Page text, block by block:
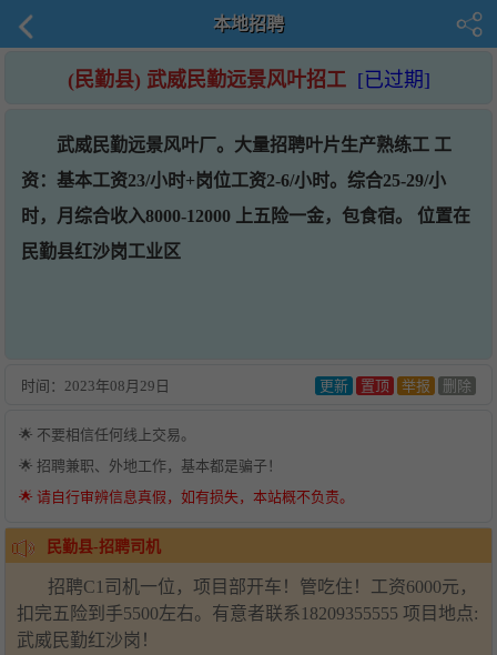
本地招聘
(民勤县) 武威民勤远景风叶招工 [已过期]
武威民勤远景风叶厂。大量招聘叶片生产熟练工 工
资：基本工资23/小时+岗位工资2-6/小时。综合25-29/小
时，月综合收入8000-12000 上五险一金，包食宿。 位置在
民勤县红沙岗工业区
时间： 2023年08月29日 更新 置顶 举报 删除
🌟 不要相信任何线上交易。
🌟 招聘兼职、外地工作，基本都是骗子！
🌟 请自行审辨信息真假，如有损失，本站概不负责。
民勤县-招聘司机
招聘C1司机一位，项目部开车！管吃住！工资6000元，
扣完五险到手5500左右。有意者联系18209355555 项目地点:
武威民勤红沙岗！